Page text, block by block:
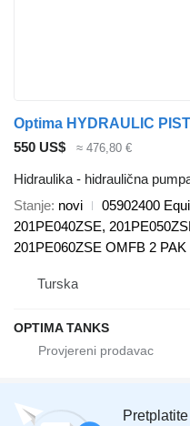
550 US$ ≈ 476,80 €
Hidraulika - hidraulična
Stanje novi
05902400
201PE040ZSE,
201PE060ZSE OMFB 2
Turska
OPTIMA TANKS